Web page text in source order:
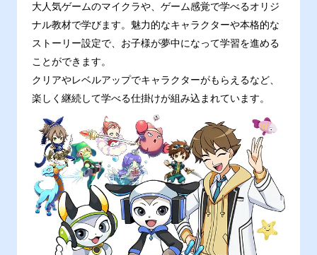
大人気ゲームのマイクラや、ゲーム感覚で学べるオリジ
ナル教材で学びます。魅力的なキャラクターや本格的な
ストーリー設定で、お子様が夢中になって学習を進める
ことができます。
クリアやレベルアップでキャラクターがもらえるなど、
楽しく継続して学べる仕掛けが組み込まれています。